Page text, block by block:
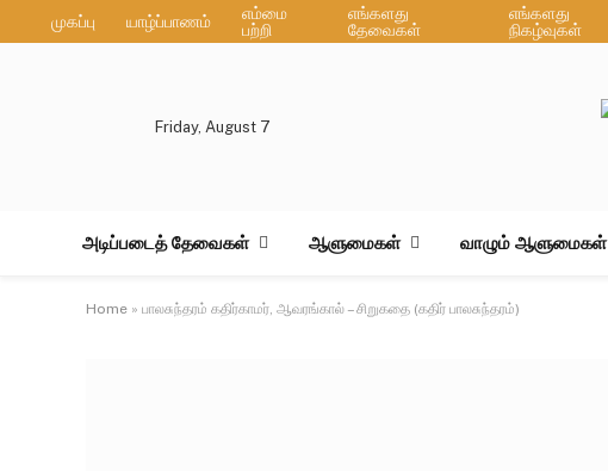
முகப்பு யாழ்ப்பாணம்
எம்மை
பற்றி
எங்களது
தேவைகள்
எங்களது
நிகழ்வுகள்
Friday, August 7
அடிப்படைத் தேவைகள் ஆளுமைகள் வாழும் ஆளுமைகள்
Home » பாலசுந்தரம் கதிர்காமர், ஆவரங்கால் – சிறுகதை (கதிர் பாலசுந்தரம்)